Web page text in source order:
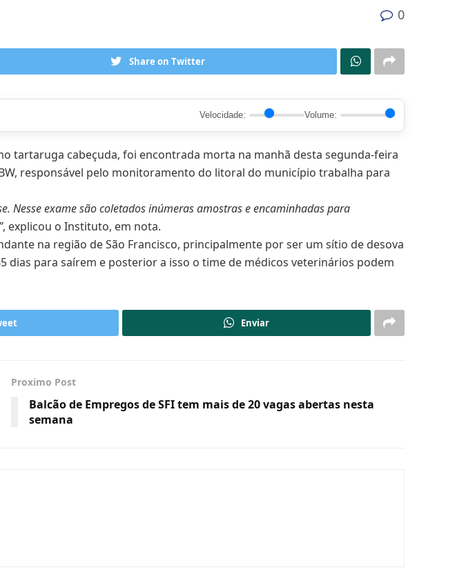
0
Share on Twitter
Velocidade: Volume:
tartaruga cabeçuda, foi encontrada morta na manhã desta segunda-feira
responsável pelo monitoramento do litoral do município trabalha para
Nesse exame são coletados inúmeras amostras e encaminhadas para
, explicou o Instituto, em nota.
na região de São Francisco, principalmente por ser um sítio de desova
dias para saírem e posterior a isso o time de médicos veterinários podem
Enviar
Proximo Post
Balcão de Empregos de SFI tem mais de 20 vagas abertas nesta
semana